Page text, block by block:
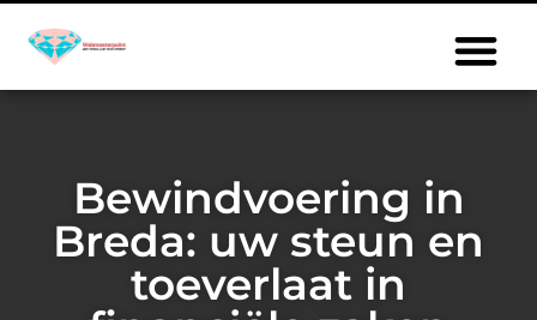
Bewindvoering in
Breda: uw steun en
toeverlaat in